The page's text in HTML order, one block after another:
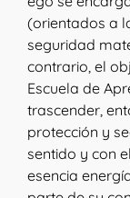
(orientados a
seguridad
contrario, el
Escuela de
trascender,
protección y
sentido y con
esencia